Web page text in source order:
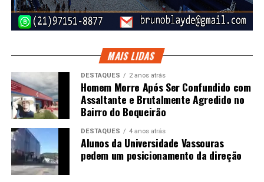
MAIS LIDAS
DESTAQUES 2 anos atrás
Homem Morre Após Ser Confundido com
Assaltante e Brutalmente Agredido no
Bairro do Boqueirão
DESTAQUES 4 anos atrás
Alunos da Universidade Vassouras
pedem um posicionamento da direção